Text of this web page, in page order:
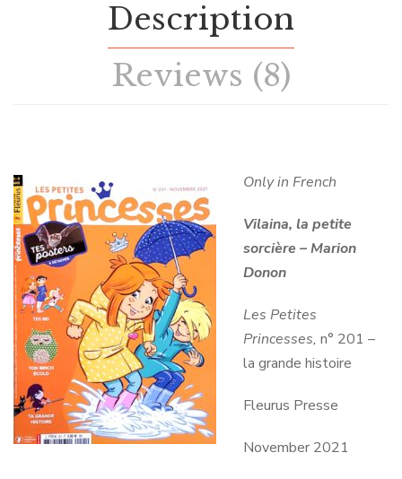
Description
Reviews (8)
Only in French
Vilaina, la petite
sorcière – Marion
Donon
Les Petites
Princesses, n° 201 –
la grande histoire
Fleurus Presse
November 2021